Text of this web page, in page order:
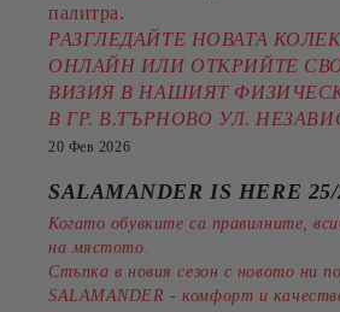
палитра.
РАЗГЛЕДАЙТЕ НОВАТА
ОНЛАЙН ИЛИ ОТКРИЙТЕ
ВИЗИЯ В НАШИЯТ
В ГР. В.ТЪРНОВО УЛ.
20 Фев 2026
SALAMANDER IS HERE 25/
Когато обувките са правилните,
на мястото.
Стъпка в новия сезон с новото ни
SALAMANDER - комфорт и